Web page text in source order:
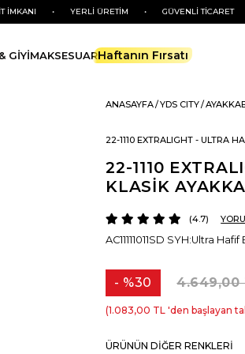
• YERLİ ÜRETİM • GÜVENLİ TİCARET •
GİYİMAKSESUARHaftanın Fırsatı
ANASAYFA YDS CITY
22-1110 EXTRALIGHT - ULTRA
22-1110
KLASİK
4.7
AC11111011SD SYH:Ultra
%30
İndirim
4.649,00
1.083,00 TL 'den başlayan
ÜRÜNÜN DIĞER RENKLERI